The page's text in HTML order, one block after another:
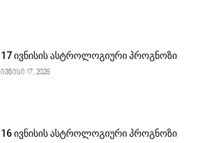
17 ივნისის ასტროლოგიური პროგნოზი
ივნისი 17, 2026
16 ივნისის ასტროლოგიური პროგნოზი